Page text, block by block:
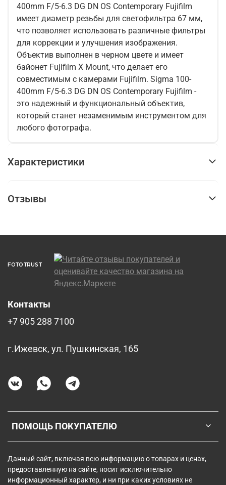
400mm F/5-6.3 DG DN OS Contemporary Fujifilm
имеет диаметр резьбы для светофильтра 67 мм,
что позволяет использовать различные фильтры
для коррекции и улучшения изображения.
Объектив выполнен в черном цвете и имеет
байонет Fujifilm X Mount, что делает его
совместимым с камерами Fujifilm. Sigma 100-
400mm F/5-6.3 DG DN OS Contemporary Fujifilm -
это надежный и функциональный объектив,
который станет незаменимым инструментом для
любого фотографа.
Характеристики
Отзывы
FOTOTRUST
ПОМОЩЬ ПОКУПАТЕЛЮ
Контакты
+7 905 288 7100
г.Ижевск, ул. Пушкинская, 165
Данный сайт, включая всю информацию о товарах и ценах,
предоставленную на сайте, носит исключительно
информационный характер, и ни при каких условиях не